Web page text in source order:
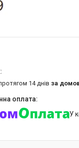
14 днів за
У